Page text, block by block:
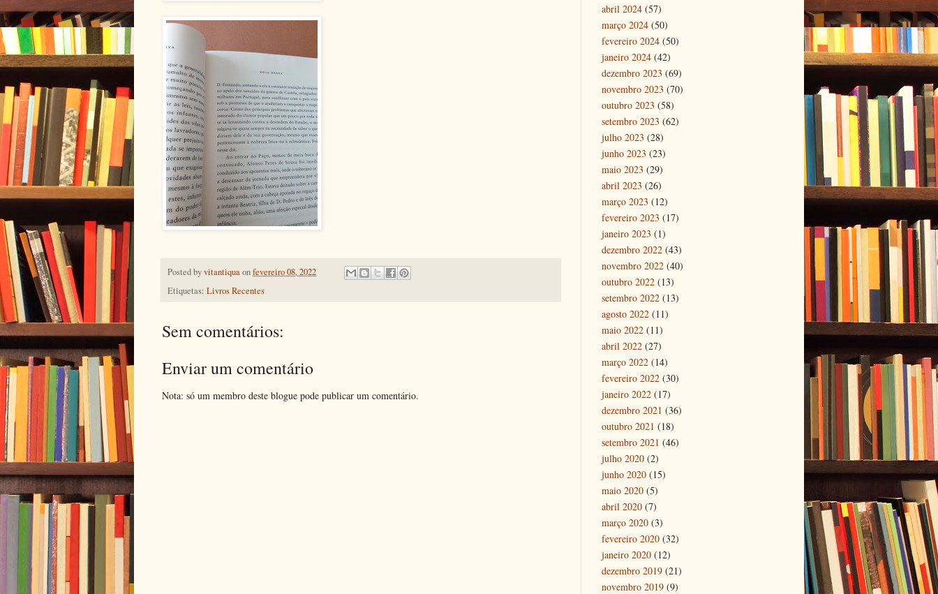
Posted byvitantiquaonfevereiro 08, 2022
Etiquetas: Livros Recentes
Sem comentários:
Enviar um comentário
Nota: só um membro deste blogue pode publicar um comentário.
abril 2024 (57)
março 2024 (50)
fevereiro 2024 (50)
janeiro 2024 (42)
dezembro 2023 (69)
novembro 2023 (70)
outubro 2023 (58)
setembro 2023 (62)
julho 2023 (28)
junho 2023 (23)
maio 2023 (29)
abril 2023 (26)
março 2023 (12)
fevereiro 2023 (17)
janeiro 2023 (1)
dezembro 2022 (43)
novembro 2022 (40)
outubro 2022 (13)
setembro 2022 (13)
agosto 2022 (11)
maio 2022 (11)
abril 2022 (27)
março 2022 (14)
fevereiro 2022 (30)
janeiro 2022 (17)
dezembro 2021 (36)
outubro 2021 (18)
setembro 2021 (46)
julho 2020 (2)
junho 2020 (15)
maio 2020 (5)
abril 2020 (7)
março 2020 (3)
fevereiro 2020 (32)
janeiro 2020 (12)
dezembro 2019 (21)
novembro 2019 (9)